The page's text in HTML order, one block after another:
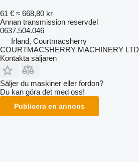
61 € ≈ 668,80 kr
Annan transmission reservdel
0637.504.046
Irland, Courtmacsherry
COURTMACSHERRY MACHINERY LTD
Kontakta säljaren
Säljer du maskiner eller fordon?
Du kan göra det med oss!
Publicera en annons